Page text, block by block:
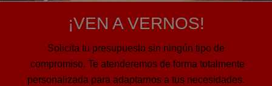
¡VEN A VERNOS!
Solicita tu presupuesto sin ningún tipo de
compromiso. Te atenderemos de forma totalmente
personalizada para adaptarnos a tus necesidades.